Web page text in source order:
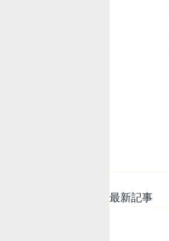
最新記事